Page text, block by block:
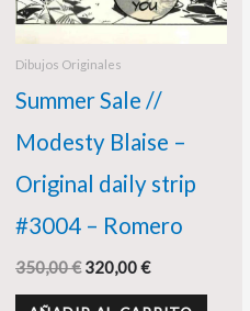
Dibujos Originales
Summer Sale //
Modesty Blaise –
Original daily strip
#3004 – Romero
350,00€ 320,00€